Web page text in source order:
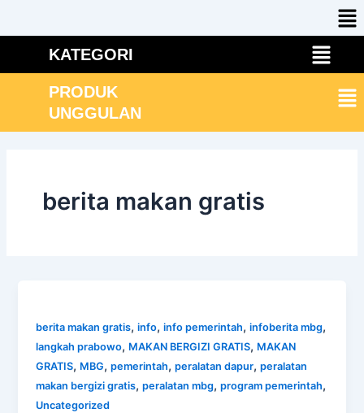
KATEGORI Menu
PRODUK
UNGGULAN
berita makan gratis
berita makan gratis,info,info pemerintah,infoberita mbg,
langkah prabowo, MAKAN BERGIZI GRATIS, MAKAN
GRATIS, MBG,pemerintah,peralatan dapur,peralatan
makan bergizi gratis,peralatan mbg,program pemerintah,
Uncategorized